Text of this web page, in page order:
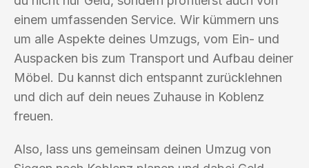
einem umfassenden Service. Wir kümmern uns
um alle Aspekte deines Umzugs, vom Ein- und
Auspacken bis zum Transport und Aufbau deiner
Möbel. Du kannst dich entspannt zurücklehnen
und dich auf dein neues Zuhause in Koblenz
freuen.
Also, lass uns gemeinsam deinen Umzug von